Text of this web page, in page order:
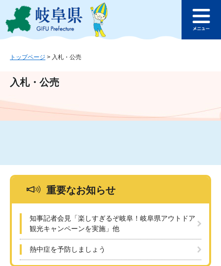
ジ
ュ
文
このページの本文へ
ュ
トップページ > 入札・公売
入札・公売
重要なお知らせ
知事記者会見「楽しすぎるぞ岐阜！岐阜県アウトドア
観光キャンペーンを実施」他
熱中症を予防しましょう